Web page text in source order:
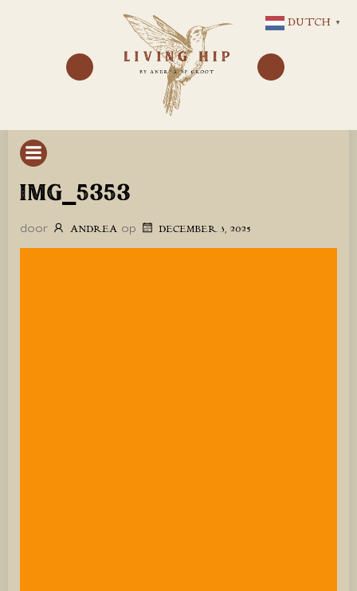
NAAR
DE
INHOUD
IMG_5353
door ANDREA op DECEMBER 3, 2025
DUTCH ▼